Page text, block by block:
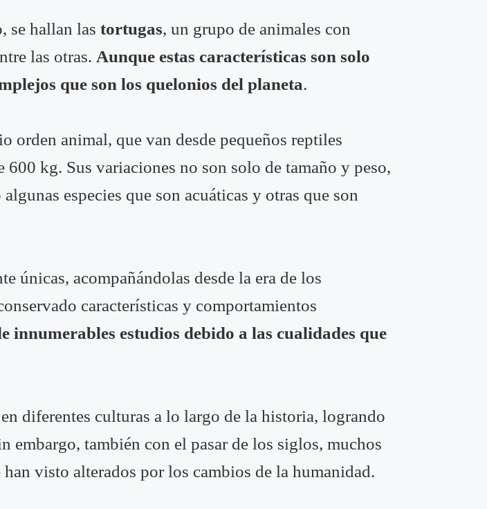
se hallan las tortugas, un grupo de animales con
las otras. Aunque estas características son solo
que son los quelonios del planeta.
orden animal, que van desde pequeños reptiles
600 kg. Sus variaciones no son solo de tamaño y peso,
especies que son acuáticas y otras que son
únicas, acompañándolas desde la era de los
características y comportamientos
innumerables estudios debido a las cualidades que
diferentes culturas a lo largo de la historia, logrando
embargo, también con el pasar de los siglos, muchos
visto alterados por los cambios de la humanidad.